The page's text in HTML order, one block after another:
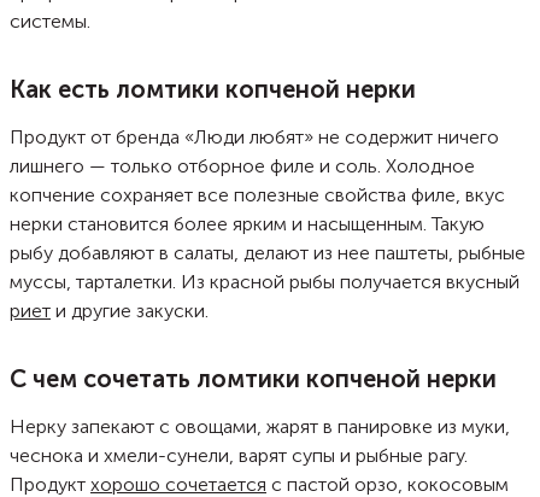
системы.
Как есть ломтики копченой нерки
Продукт от бренда «Люди любят» не содержит ничего
лишнего — только отборное филе и соль. Холодное
копчение сохраняет все полезные свойства филе, вкус
нерки становится более ярким и насыщенным. Такую
рыбу добавляют в салаты, делают из нее паштеты, рыбные
муссы, тарталетки. Из красной рыбы получается вкусный
риет и другие закуски.
С чем сочетать ломтики копченой нерки
Нерку запекают с овощами, жарят в панировке из муки,
чеснока и хмели-сунели, варят супы и рыбные рагу.
Продукт хорошо сочетается с пастой орзо, кокосовым